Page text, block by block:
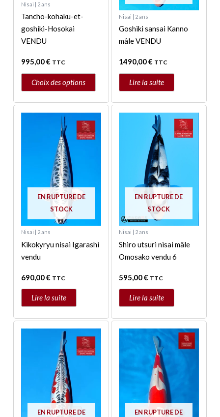
Nisai | 2 ans
Tancho-kohaku-et-
goshiki-Hosokai
VENDU
995,00€ TTC
Choix des options
choisies
sur
la
page
produit
Nisai | 2 ans
Goshiki sansai Kanno
mâle VENDU
1490,00€ TTC
Lire la suite
EN RUPTURE DE
STOCK
Nisai | 2 ans
Kikokyryu nisai Igarashi
vendu
690,00€ TTC
Lire la suite
EN RUPTURE DE
STOCK
Nisai | 2 ans
Shiro utsuri nisai mâle
Omosako vendu 6
595,00€ TTC
Lire la suite
EN RUPTURE DE
EN RUPTURE DE